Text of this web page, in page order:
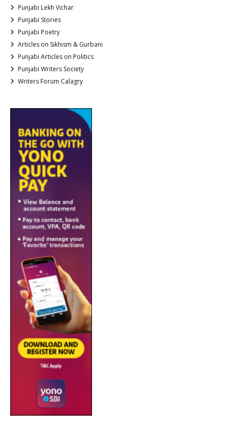
Punjabi Lekh Vichar
Punjabi Stories
Punjabi Poetry
Articles on Sikhism & Gurbani
Punjabi Articles on Politics
Punjabi Writers Society
Writers Forum Calagry